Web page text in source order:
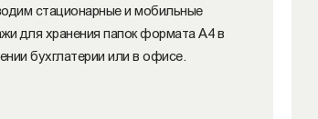
стационарные и мобильные
для хранения папок формата А4 в
бухглатерии или в офисе.